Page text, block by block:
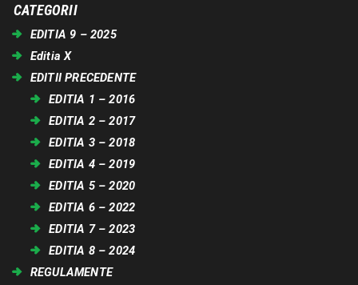
CATEGORII
EDITIA 9 – 2025
Editia X
EDITII PRECEDENTE
EDITIA 1 – 2016
EDITIA 2 – 2017
EDITIA 3 – 2018
EDITIA 4 – 2019
EDITIA 5 – 2020
EDITIA 6 – 2022
EDITIA 7 – 2023
EDITIA 8 – 2024
REGULAMENTE